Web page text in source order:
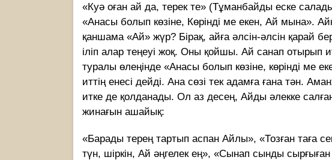
«Куә оған ай да, терек те» (Тұманбайды еске
«Анасы болып көзіне, Көрінді ме екен, Ай мына».
қаншама «Ай» жүр? Бірақ, айға әлсін-әлсін қарай
іліп алар теңеуі жоқ. Оны қойшы. Ай санап отырып
туралы өлеңінде «Анасы болып көзіне, көрінді ме
иттің енесі дейді. Ана сөзі тек адамға ғана тән.
итке де қолданады. Ол аз десең, Айды әлекке
жинағын ашайық:
«Барады терең тартып аспан Айлы», «Тозған таға
түн, шіркін, Ай әңгелек ең», «Сынап сынды